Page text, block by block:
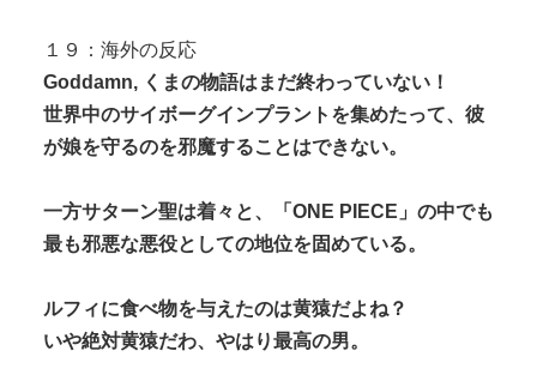
１９：海外の反応
Goddamn, くまの物語はまだ終わっていない！
世界中のサイボーグインプラントを集めたって、彼
が娘を守るのを邪魔することはできない。
一方サターン聖は着々と、「ONE PIECE」の中でも
最も邪悪な悪役としての地位を固めている。
ルフィに食べ物を与えたのは黄猿だよね？
いや絶対黄猿だわ、やはり最高の男。